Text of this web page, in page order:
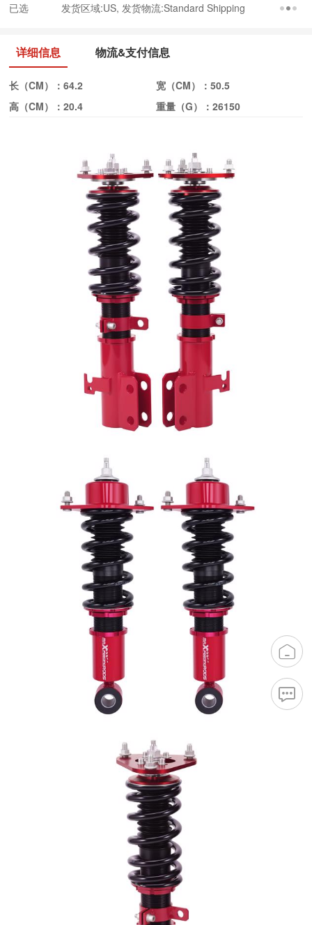
已选
发货区域:US, 发货物流:Standard Shipping
详细信息 物流&支付信息
长（CM）：64.2 宽（CM）： 50.5
高（CM）：20.4 重量（G）： 26150